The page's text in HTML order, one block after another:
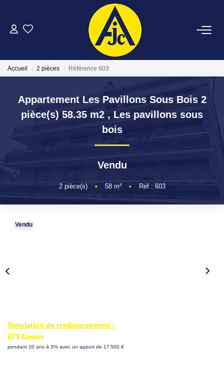
ACHETER
ESTIMER
FAIRE GÉRER
NOTRE AGENCE
CONTACT
Accueil 2 pièces Référence 603
Appartement Les Pavillons Sous Bois 2
pièce(s) 58.35 m2 , Les pavillons sous
bois
Vendu
2pièce(s) • 58m² • Réf : 603
Vendu
Simulation de remboursement :
873 €/mois
pendant 20 ans à 3% avec un apport de 17 500 €